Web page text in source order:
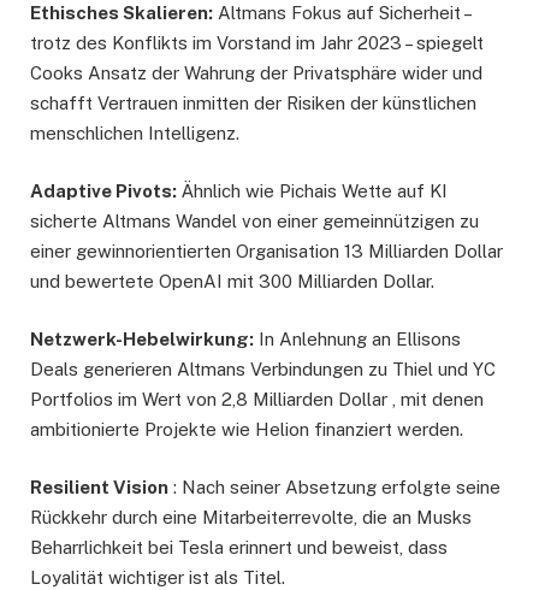
Ethisches Skalieren: Altmans Fokus auf Sicherheit –
trotz des Konflikts im Vorstand im Jahr 2023 – spiegelt
Cooks Ansatz der Wahrung der Privatsphäre wider und
schafft Vertrauen inmitten der Risiken der künstlichen
menschlichen Intelligenz.
Adaptive Pivots: Ähnlich wie Pichais Wette auf KI
sicherte Altmans Wandel von einer gemeinnützigen zu
einer gewinnorientierten Organisation 13 Milliarden Dollar
und bewertete OpenAI mit 300 Milliarden Dollar.
Netzwerk-Hebelwirkung: In Anlehnung an Ellisons
Deals generieren Altmans Verbindungen zu Thiel und YC
Portfolios im Wert von 2,8 Milliarden Dollar , mit denen
ambitionierte Projekte wie Helion finanziert werden.
Resilient Vision : Nach seiner Absetzung erfolgte seine
Rückkehr durch eine Mitarbeiterrevolte, die an Musks
Beharrlichkeit bei Tesla erinnert und beweist, dass
Loyalität wichtiger ist als Titel.